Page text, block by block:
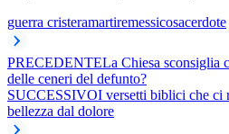
guerra cristeramartiremessicosacerdote
PRECEDENTELa Chiesa sconsiglia
delle ceneri del defunto?
SUCCESSIVOI versetti biblici che ci
bellezza dal dolore